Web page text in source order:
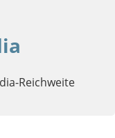
Reichweite